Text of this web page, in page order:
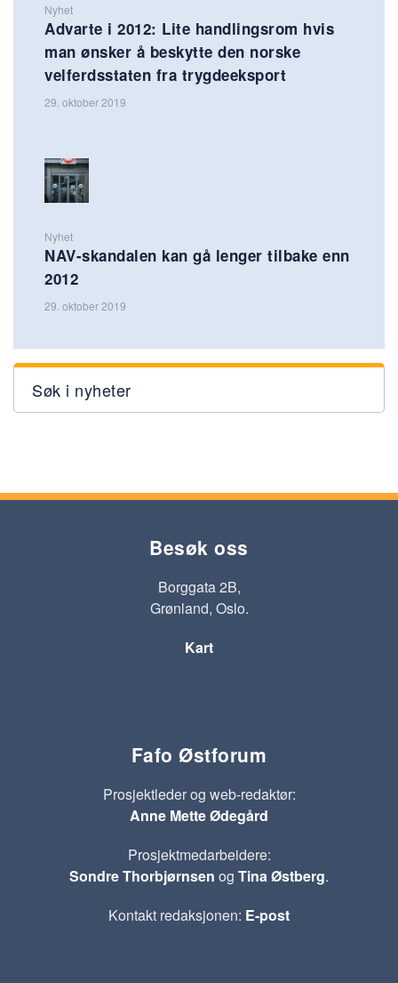
Nyhet
Advarte i 2012: Lite handlingsrom hvis
man ønsker å beskytte den norske
velferdsstaten fra trygdeeksport
29. oktober 2019
Nyhet
NAV-skandalen kan gå lenger tilbake enn
2012
29. oktober 2019
Søk i nyheter
Besøk oss
Borggata 2B,
Grønland, Oslo.
Kart
Fafo Østforum
Prosjektleder og web-redaktør:
Anne Mette Ødegård
Prosjektmedarbeidere:
Sondre Thorbjørnsen og Tina Østberg.
Kontakt redaksjonen: E-post